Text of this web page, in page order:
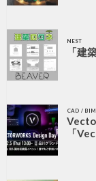
NEST
「建
CAD / BIM
「